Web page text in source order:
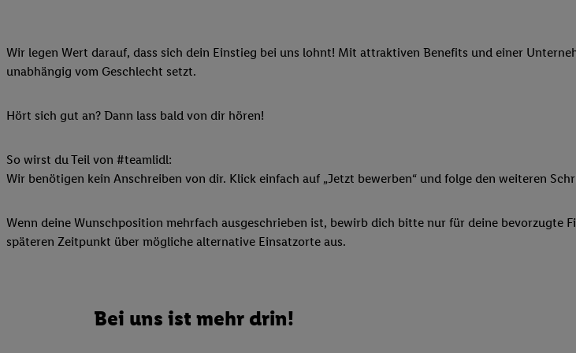
Wir legen Wert darauf, dass sich dein Einstieg bei uns lohnt! Mit attraktiven Benefits und einer
unabhängig vom Geschlecht setzt.
Hört sich gut an? Dann lass bald von dir hören!
So wirst du Teil von #teamlidl:
Wir benötigen kein Anschreiben von dir. Klick einfach auf „Jetzt bewerben“ und folge den weiteren
Wenn deine Wunschposition mehrfach ausgeschrieben ist, bewirb dich bitte nur für deine bevorzugte
späteren Zeitpunkt über mögliche alternative Einsatzorte aus.
Bei uns ist mehr drin!
Zudem erlauben Sie uns, der Utiq SA/NV („Utiq“) und Ihrem
Adresse und einer Kundenkonto-Referenz, wie z.B. Ihrer
können Ihre Einwilligung speziell zur Nutzung der Utiq-
(„consenthub“)oder über „Anpassen“/„Nutzung der
Marketing“ am unteren Ende dieser Einwilligung (nur für die Lidl-
sämtlicher genannten Partner zu. Weitere Informationen, auch zur